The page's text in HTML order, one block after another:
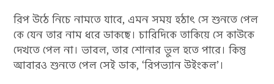
রিপ উঠে নিচে নামতে যাবে, এমন সময় হঠাৎ সে শুনতে পেল
কে যেন তার নাম ধরে ডাকছে। চারিদিকে তাকিয়ে সে কাউকে
দেখতে পেল না। ভাবল, তার শোনার ভুল হতে পারে। কিন্তু
আবারও শুনতে পেল সেই ডাক, ‘রিপভ্যান উইংকল’।